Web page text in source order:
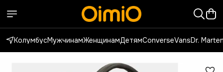
КолумбусМужчинамЖенщинамДетямConverseVansDr.